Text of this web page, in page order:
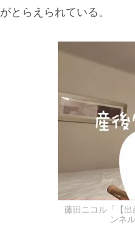
がとらえられている。
藤田ニコル「【
ンネ